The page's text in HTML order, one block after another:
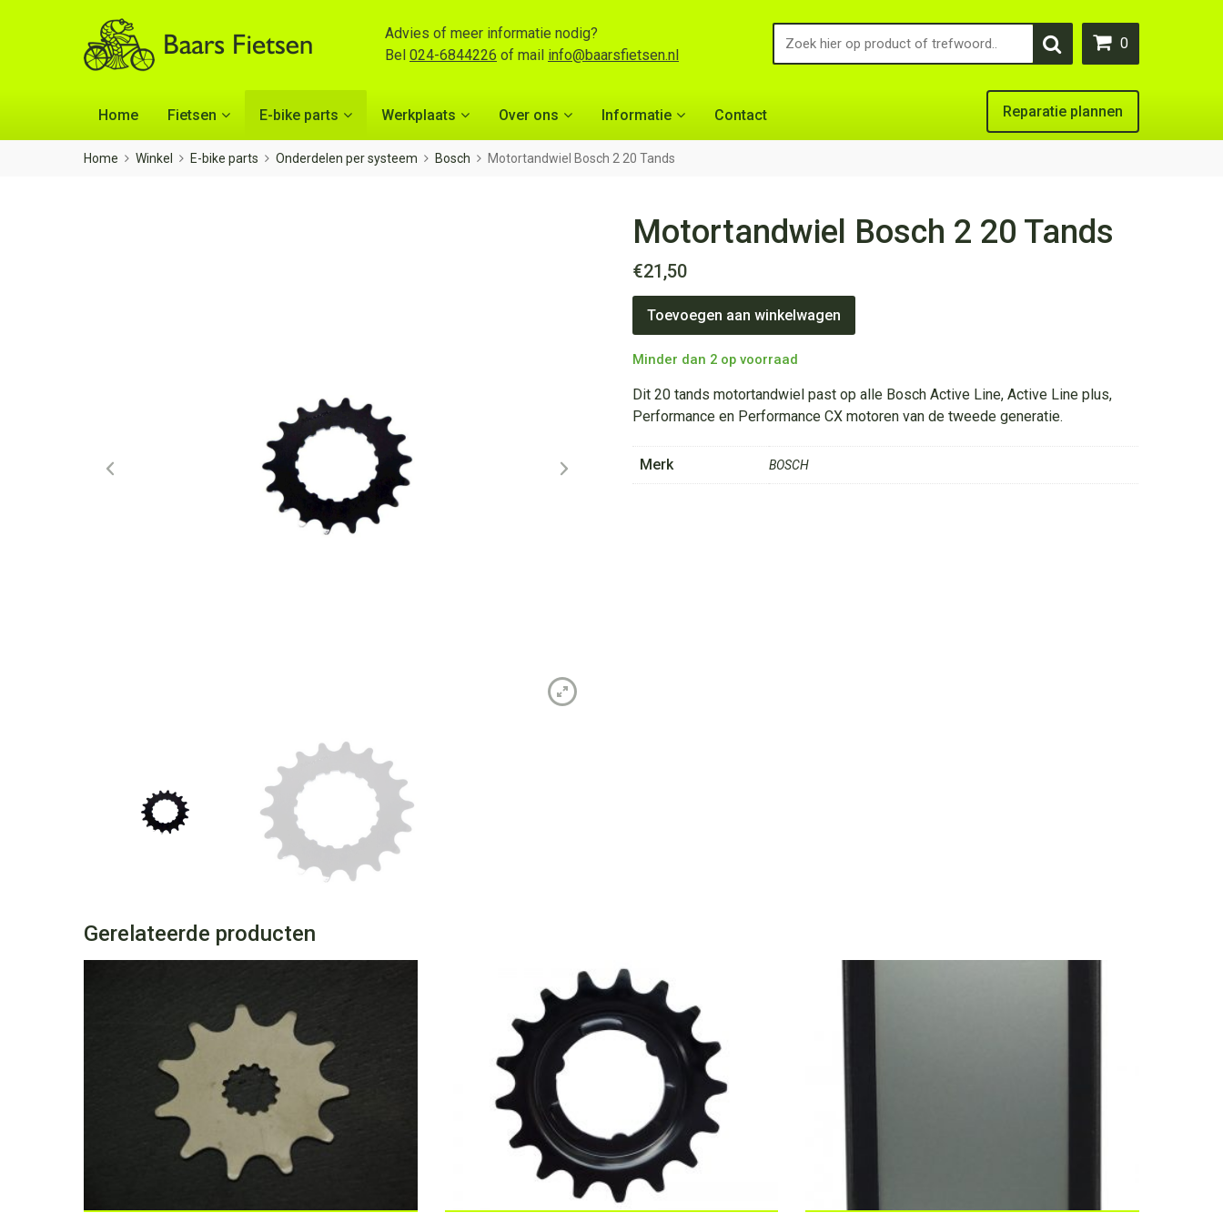
Advies of meer informatie nodig?
Bel 024-6844226 of mail info@baarsfietsen.nl
0
Home Fietsen E-bike parts Werkplaats Over ons Informatie Contact Reparatie plannen
Home Winkel E-bike parts Onderdelen per systeem Bosch Motortandwiel Bosch 2 20 Tands
Motortandwiel Bosch 2 20 Tands
€21,50
Motortandwiel
Bosch
2
20
aantal
Toevoegen aan winkelwagen
Minder dan 2 op voorraad
Dit 20 tands motortandwiel past op alle Bosch Active Line, Active Line plus,
Performance en Performance CX motoren van de tweede generatie.
Merk BOSCH
Gerelateerde producten